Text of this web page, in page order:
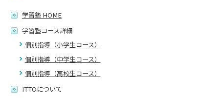
学習塾 HOME
学習塾コース詳細
個別指導（小学生コース）
個別指導（中学生コース）
個別指導（高校生コース）
ITTOについて